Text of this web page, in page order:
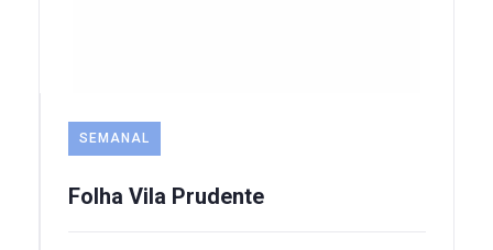
SEMANAL
Folha Vila Prudente